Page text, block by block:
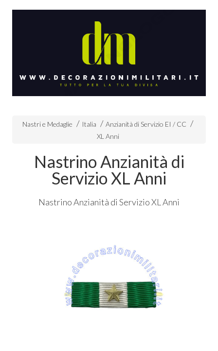
Nastri e Medaglie Italia
Anzianità di Servizio EI / CC
XL Anni
Nastrino Anzianità di
Servizio XL Anni
Nastrino Anzianità di Servizio XL Anni